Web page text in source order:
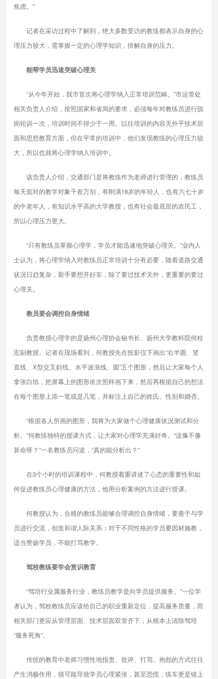
焦虑。”
记者在采访过程中了解到，绝大多数受访的教练都表示自身的心
理压力较大，需掌握一定的心理学知识，排解自身的压力。
能帮学员迅速突破心理关
“从今年开始，我市首次将心理学纳入正常培训范畴。”市运管处
相关负责人介绍，按照国家和省局的要求，必须每年对教练员进行脱
岗轮训一次，培训时间不得少于一周。以往培训的内容无外乎技术层
面和思想教育方面，但在平常的培训中，他们发现教练的心理压力较
大，所以也就将心理学纳入培训中。
该负责人介绍，交通部门是将教练作为老师进行管理的，教练员
每天面对的教学对象千差万别，有刚满18岁的年轻人，也有六七十岁
的中老年人，有知识水平高的大学教授，也有社会最底层的农民工，
所以心理压力更大。
“只有教练员掌握心理学，学员才能迅速地突破心理关。”业内人
士认为，将心理学纳入对教练员正常培训十分有必要，随着道路交通
状况日趋复杂，新手要想开好车，除了要过技术关外，更重要的要过
心理关。
教员要会调控自身情绪
负责教授心理学的是扬州心理协会秘书长、扬州大学教科院何桂
宏副教授。记者在现场看到，何教授先在投影仪下画出“右半圆、竖
直线、X型交叉斜线、水平波浪线、圆”五个图形，然后让大家每个人
拿张白纸，把屏幕上的图形依次照样画下来，然后再根据自己的想法
在每个图形上添一笔或是几笔，并标注上自己的姓氏、性别和婚否。
“根据各人所画的图形，我将为大家做个心理健康状况测试和分
析。”何教练独特的授课方式，让大家对心理学充满好奇。“这像不像
算命呀？”一名教练员问道，“真的能分析出？”
在3个小时的培训课程中，何教授着重讲述了心态的重要性和如
何促进教练员心理健康的方法，他用分析案例的方法进行授课。
何教授认为，合格的教练员能够合理调控自身情绪，要善于与学
员进行交流，创造和谐人际关系；对于不同性格的学员要因材施教，
适当赞扬学员，不能打骂教学。
驾校教练要学会赏识教育
“驾培行业属服务行业，教练员教学是向学员提供服务。”一位学
者认为，驾校教练员应该给自己的职业重新定位，提高服务质量，而
相关部门更应从管理层面、技术层面双管齐下，从根本上清除驾培
“服务死角”。
传统的教育中老师习惯性地指责、批评、打骂、抱怨的方式往往
产生消极作用，很可能导致学员心理紧张，甚至恐慌，练车更是错上